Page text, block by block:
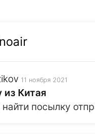
11 ноября 2021
из Китая
посылку